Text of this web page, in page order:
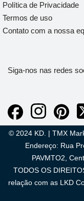
Política de Privacidade
Termos de uso
Contato com a nossa
Siga-nos nas redes
© 2024 KD. | TMX
Endereço: Rua
PAVMTO2,
TODOS OS
relação com as LKD